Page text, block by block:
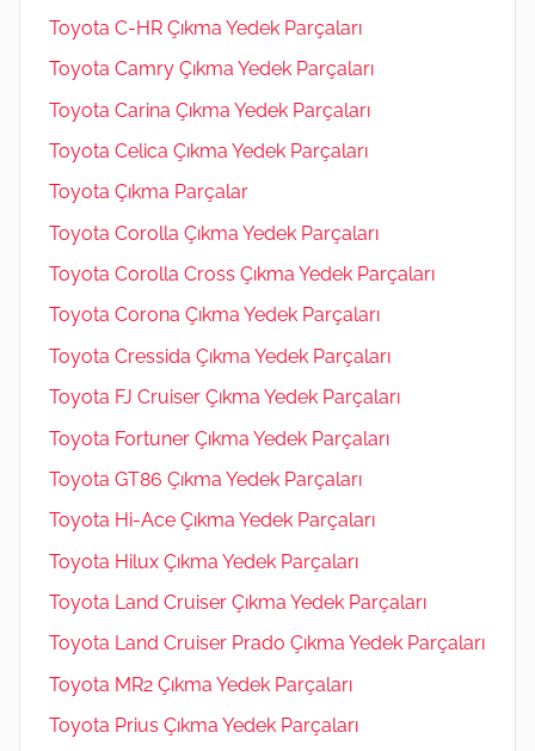
Toyota C-HR Çıkma Yedek Parçaları
Toyota Camry Çıkma Yedek Parçaları
Toyota Carina Çıkma Yedek Parçaları
Toyota Celica Çıkma Yedek Parçaları
Toyota Çıkma Parçalar
Toyota Corolla Çıkma Yedek Parçaları
Toyota Corolla Cross Çıkma Yedek Parçaları
Toyota Corona Çıkma Yedek Parçaları
Toyota Cressida Çıkma Yedek Parçaları
Toyota FJ Cruiser Çıkma Yedek Parçaları
Toyota Fortuner Çıkma Yedek Parçaları
Toyota GT86 Çıkma Yedek Parçaları
Toyota Hi-Ace Çıkma Yedek Parçaları
Toyota Hilux Çıkma Yedek Parçaları
Toyota Land Cruiser Çıkma Yedek Parçaları
Toyota Land Cruiser Prado Çıkma Yedek Parçaları
Toyota MR2 Çıkma Yedek Parçaları
Toyota Prius Çıkma Yedek Parçaları